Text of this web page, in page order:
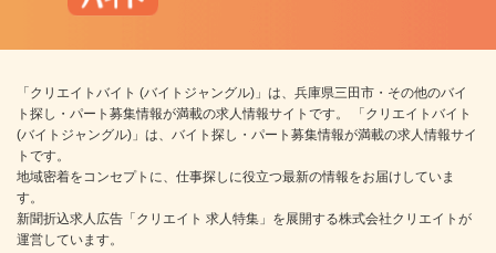
「クリエイトバイト (バイトジャングル)」は、兵庫県三田市・その他のバイ
ト探し・パート募集情報が満載の求人情報サイトです。 「クリエイトバイト
(バイトジャングル)」は、バイト探し・パート募集情報が満載の求人情報サイ
トです。
地域密着をコンセプトに、仕事探しに役立つ最新の情報をお届けしていま
す。
新聞折込求人広告「クリエイト 求人特集」を展開する株式会社クリエイトが
運営しています。